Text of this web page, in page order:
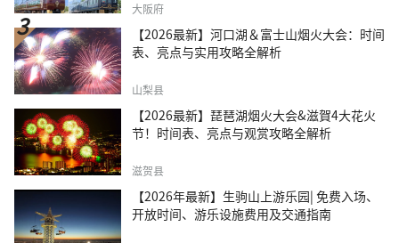
大阪府
【2026最新】河口湖＆富士山烟火大会：时间
表、亮点与实用攻略全解析
山梨县
【2026最新】琵琶湖烟火大会&滋賀4大花火
节！时间表、亮点与观赏攻略全解析
滋贺县
【2026年最新】生驹山上游乐园| 免费入场、
开放时间、游乐设施费用及交通指南